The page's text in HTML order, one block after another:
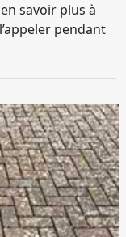
savoir plus à
pendant